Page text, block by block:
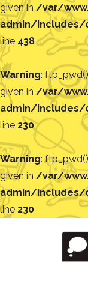
given in /var/
admin/includes/
line 438
Warning:
given in /var/
admin/includes/
line 230
Warning:
given in /var/
admin/includes/
line 230